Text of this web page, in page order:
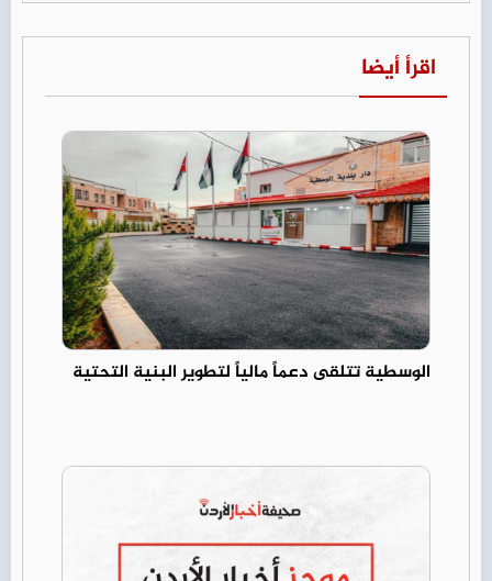
اقرأ أيضا
الوسطية تتلقى دعماً مالياً لتطوير البنية التحتية